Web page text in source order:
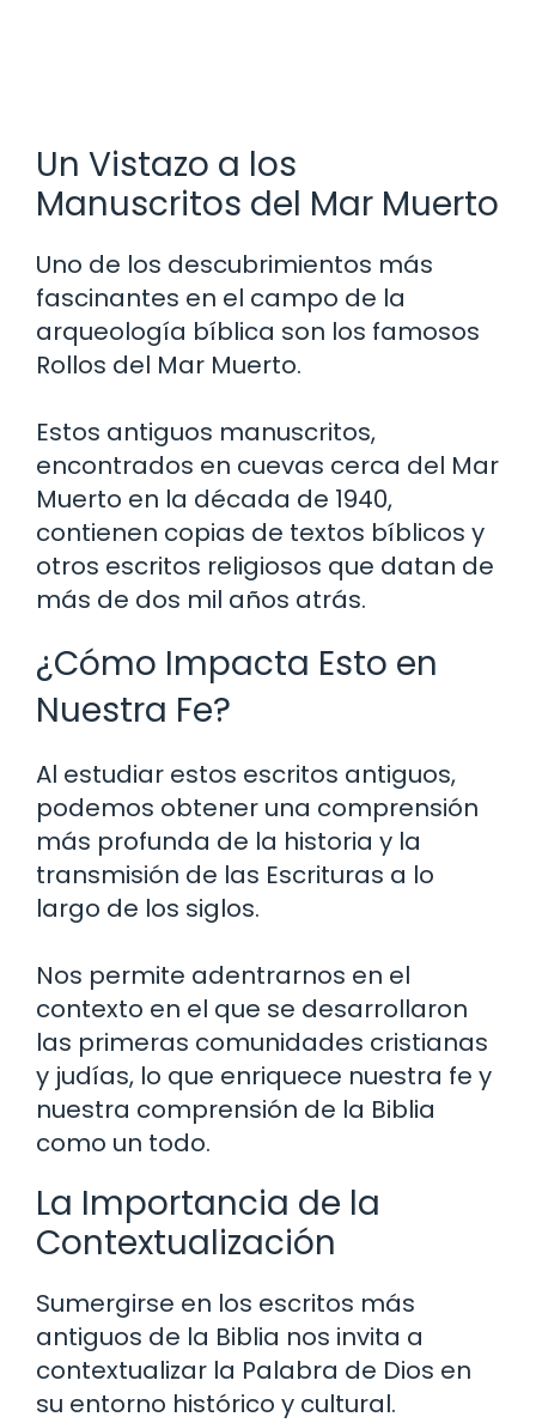
Un Vistazo a los
Manuscritos del Mar Muerto
Uno de los descubrimientos más
fascinantes en el campo de la
arqueología bíblica son los famosos
Rollos del Mar Muerto.
Estos antiguos manuscritos,
encontrados en cuevas cerca del Mar
Muerto en la década de 1940,
contienen copias de textos bíblicos y
otros escritos religiosos que datan de
más de dos mil años atrás.
¿Cómo Impacta Esto en
Nuestra Fe?
Al estudiar estos escritos antiguos,
podemos obtener una comprensión
más profunda de la historia y la
transmisión de las Escrituras a lo
largo de los siglos.
Nos permite adentrarnos en el
contexto en el que se desarrollaron
las primeras comunidades cristianas
y judías, lo que enriquece nuestra fe y
nuestra comprensión de la Biblia
como un todo.
La Importancia de la
Contextualización
Sumergirse en los escritos más
antiguos de la Biblia nos invita a
contextualizar la Palabra de Dios en
su entorno histórico y cultural.